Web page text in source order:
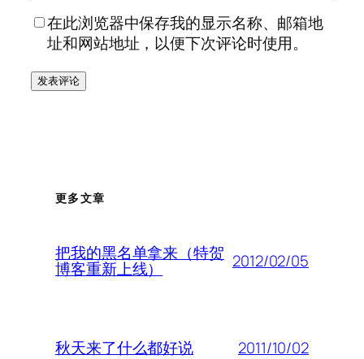
在此浏览器中保存我的显示名称、邮箱地
址和网站地址，以便下次评论时使用。
更多文章
把我的黑名单拿来（特贺
博客重新上线） 2012/02/05
秋天来了什么都好说 2011/10/02